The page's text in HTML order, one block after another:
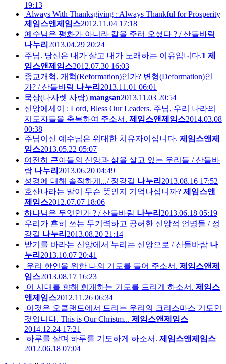
19:13
Always With Thanksgiving : Always Thankful for Prosperity
제임스앤제임스2012.11.04 17:18
예수님은 평화가 아니라 칼을 주러 오셨다 ? / 산들바람
나누리 2013.04.29 20:24
주님. 당신은 내가 살고 내가 노래하는 이유입니다.1 제
임스앤제임스2012.07.30 16:03
종교개혁, 개혁(Reformation)인가? 변형(Deformation)인
가? / 산들바람 나누리 2013.11.01 06:01
묵상(나사렛 사람) mangsan2013.11.03 20:54
신앙에세이 : Lord, Bless Our Leaders. 주님, 우리 나라의
지도자들을 축복하여 주소서. 제임스앤제임스2014.03.08
00:38
주님이신 예수님은 위대한 치유자이십니다. 제임스앤제
임스2013.05.22 05:07
여전히 큰아들의 신앙과 삶을 살고 있는 우리들 / 산들바
람 나누리 2013.06.20 04:49
성경에 대해 솔직하게.../ 정강길 나누리 2013.08.16 17:52
호산나라는 말이 무슨 뜻인지 기억나십니까? 제임스앤
제임스2012.07.07 18:06
하나님은 무엇인가 ? / 산들바람 나누리 2013.06.18 05:19
우리가 흔히 쓰는 무기력하고 공허한 신앙적 언명들 / 정
강길 나누리 2013.08.20 21:14
받기를 바라는 신앙에서 누리는 신앙으로 / 산들바람 나
누리 2013.10.07 20:41
우리 한인을 위한 나의 기도를 들어 주소서. 제임스앤제
임스2013.08.17 16:23
이 시대를 향해 회개하는 기도를 드리게 하소서. 제임스
앤제임스2012.11.26 06:34
이것은 오클랜드에서 드리는 우리의 크리스마스 기도인
것입니다. This is Our Christm... 제임스앤제임스
2014.12.24 17:21
하루를 살며 하루를 기도하게 하소서. 제임스앤제임스
2012.06.18 07:04